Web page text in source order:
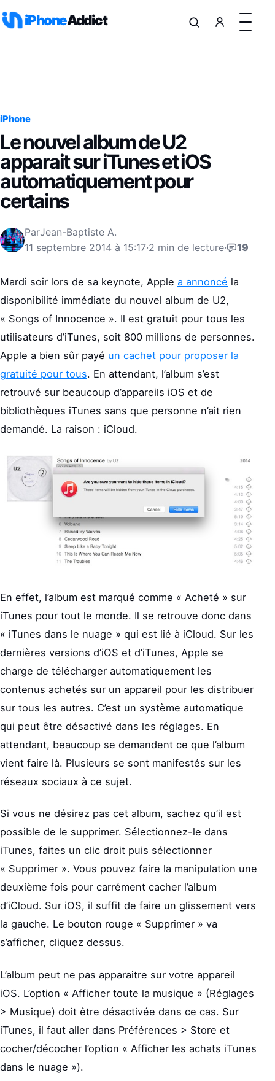
iPhoneAddict
iPhone
Le nouvel album de U2
apparait sur iTunes et iOS
automatiquement pour
certains
ParJean-Baptiste A.
11 septembre 2014 à 15:17·2 min de lecture· 19
Mardi soir lors de sa keynote, Apple a annoncé la
disponibilité immédiate du nouvel album de U2,
« Songs of Innocence ». Il est gratuit pour tous les
utilisateurs d’iTunes, soit 800 millions de personnes.
Apple a bien sûr payé un cachet pour proposer la
gratuité pour tous. En attendant, l’album s’est
retrouvé sur beaucoup d’appareils iOS et de
bibliothèques iTunes sans que personne n’ait rien
demandé. La raison : iCloud.
En effet, l’album est marqué comme « Acheté » sur
iTunes pour tout le monde. Il se retrouve donc dans
« iTunes dans le nuage » qui est lié à iCloud. Sur les
dernières versions d’iOS et d’iTunes, Apple se
charge de télécharger automatiquement les
contenus achetés sur un appareil pour les distribuer
sur tous les autres. C’est un système automatique
qui peut être désactivé dans les réglages. En
attendant, beaucoup se demandent ce que l’album
vient faire là. Plusieurs se sont manifestés sur les
réseaux sociaux à ce sujet.
Si vous ne désirez pas cet album, sachez qu’il est
possible de le supprimer. Sélectionnez-le dans
iTunes, faites un clic droit puis sélectionner
« Supprimer ». Vous pouvez faire la manipulation une
deuxième fois pour carrément cacher l’album
d’iCloud. Sur iOS, il suffit de faire un glissement vers
la gauche. Le bouton rouge « Supprimer » va
s’afficher, cliquez dessus.
L’album peut ne pas apparaitre sur votre appareil
iOS. L’option « Afficher toute la musique » (Réglages
> Musique) doit être désactivée dans ce cas. Sur
iTunes, il faut aller dans Préférences > Store et
cocher/décocher l’option « Afficher les achats iTunes
dans le nuage »).